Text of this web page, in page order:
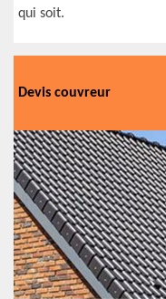
qui soit.
Devis couvreur